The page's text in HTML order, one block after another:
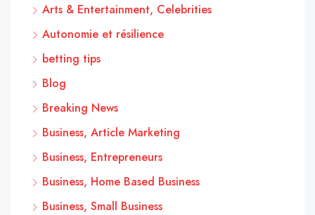
Arts & Entertainment, Celebrities
Autonomie et résilience
betting tips
Blog
Breaking News
Business, Article Marketing
Business, Entrepreneurs
Business, Home Based Business
Business, Small Business